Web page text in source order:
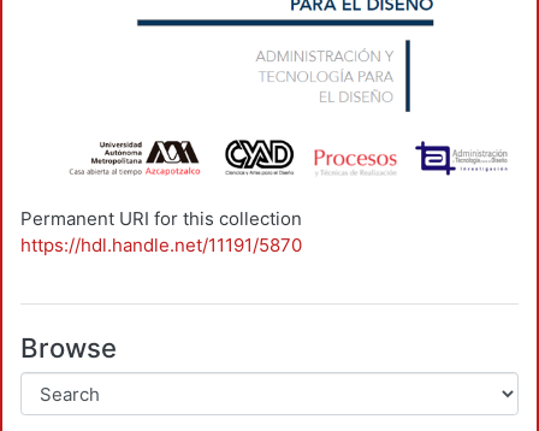
Permanent URI for this collection
https://hdl.handle.net/11191/5870
Browse